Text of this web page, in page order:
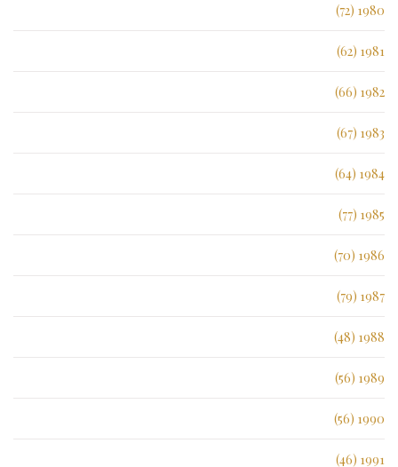
1980 (72)
1981 (62)
1982 (66)
1983 (67)
1984 (64)
1985 (77)
1986 (70)
1987 (79)
1988 (48)
1989 (56)
1990 (56)
1991 (46)